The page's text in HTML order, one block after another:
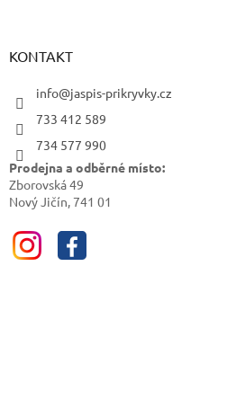
KONTAKT
info@jaspis-prikryvky.cz
733 412 589
734 577 990
Prodejna a odběrné místo:
Zborovská 49
Nový Jičín, 741 01